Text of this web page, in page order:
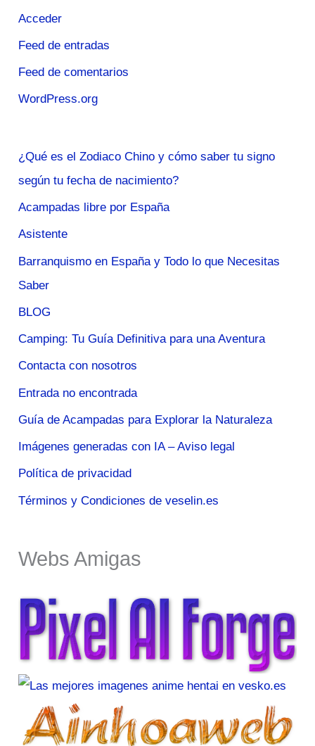
Acceder
Feed de entradas
Feed de comentarios
WordPress.org
¿Qué es el Zodiaco Chino y cómo saber tu signo
según tu fecha de nacimiento?
Acampadas libre por España
Asistente
Barranquismo en España y Todo lo que Necesitas
Saber
BLOG
Camping: Tu Guía Definitiva para una Aventura
Contacta con nosotros
Entrada no encontrada
Guía de Acampadas para Explorar la Naturaleza
Imágenes generadas con IA – Aviso legal
Política de privacidad
Términos y Condiciones de veselin.es
Webs Amigas